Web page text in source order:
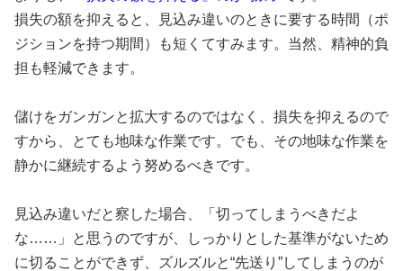
損失の額を抑えると、見込み違いのときに要する時間（ポ
ジションを持つ期間）も短くてすみます。当然、精神的負
担も軽減できます。
儲けをガンガンと拡大するのではなく、損失を抑えるので
すから、とても地味な作業です。でも、その地味な作業を
静かに継続するよう努めるべきです。
見込み違いだと察した場合、「切ってしまうべきだよ
な……」と思うのですが、しっかりとした基準がないため
に切ることができず、ズルズルと“先送り”してしまうのが